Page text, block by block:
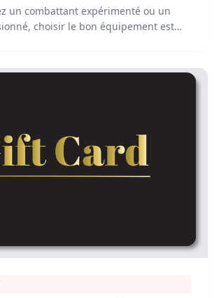
un combattant expérimenté ou un
choisir le bon équipement est
votre domicile.